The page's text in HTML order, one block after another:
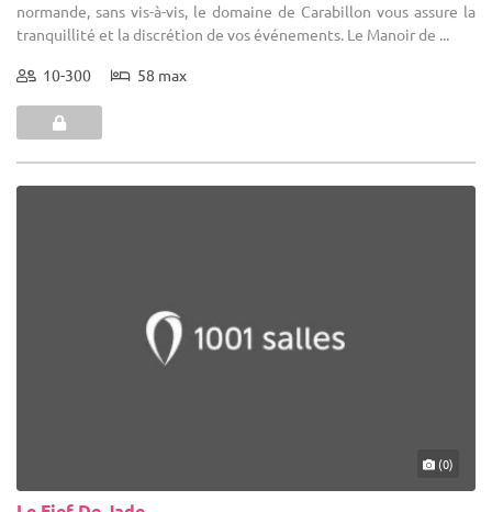
normande, sans vis-à-vis, le domaine de Carabillon vous assure la
tranquillité et la discrétion de vos événements. Le Manoir de ...
10-300 58 max
(0)